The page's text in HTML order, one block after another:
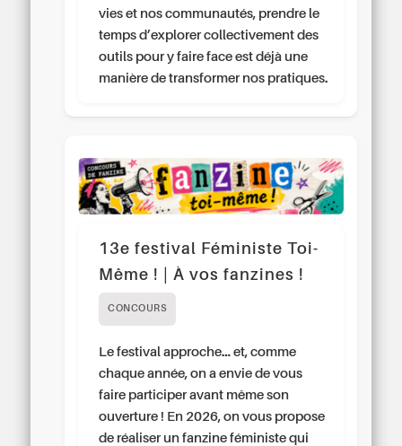
vies et nos communautés, prendre le
temps d’explorer collectivement des
outils pour y faire face est déjà une
manière de transformer nos pratiques.
13e festival Féministe Toi-
Même ! | À vos fanzines !
CONCOURS
Le festival approche… et, comme
chaque année, on a envie de vous
faire participer avant même son
ouverture ! En 2026, on vous propose
de réaliser un fanzine féministe qui